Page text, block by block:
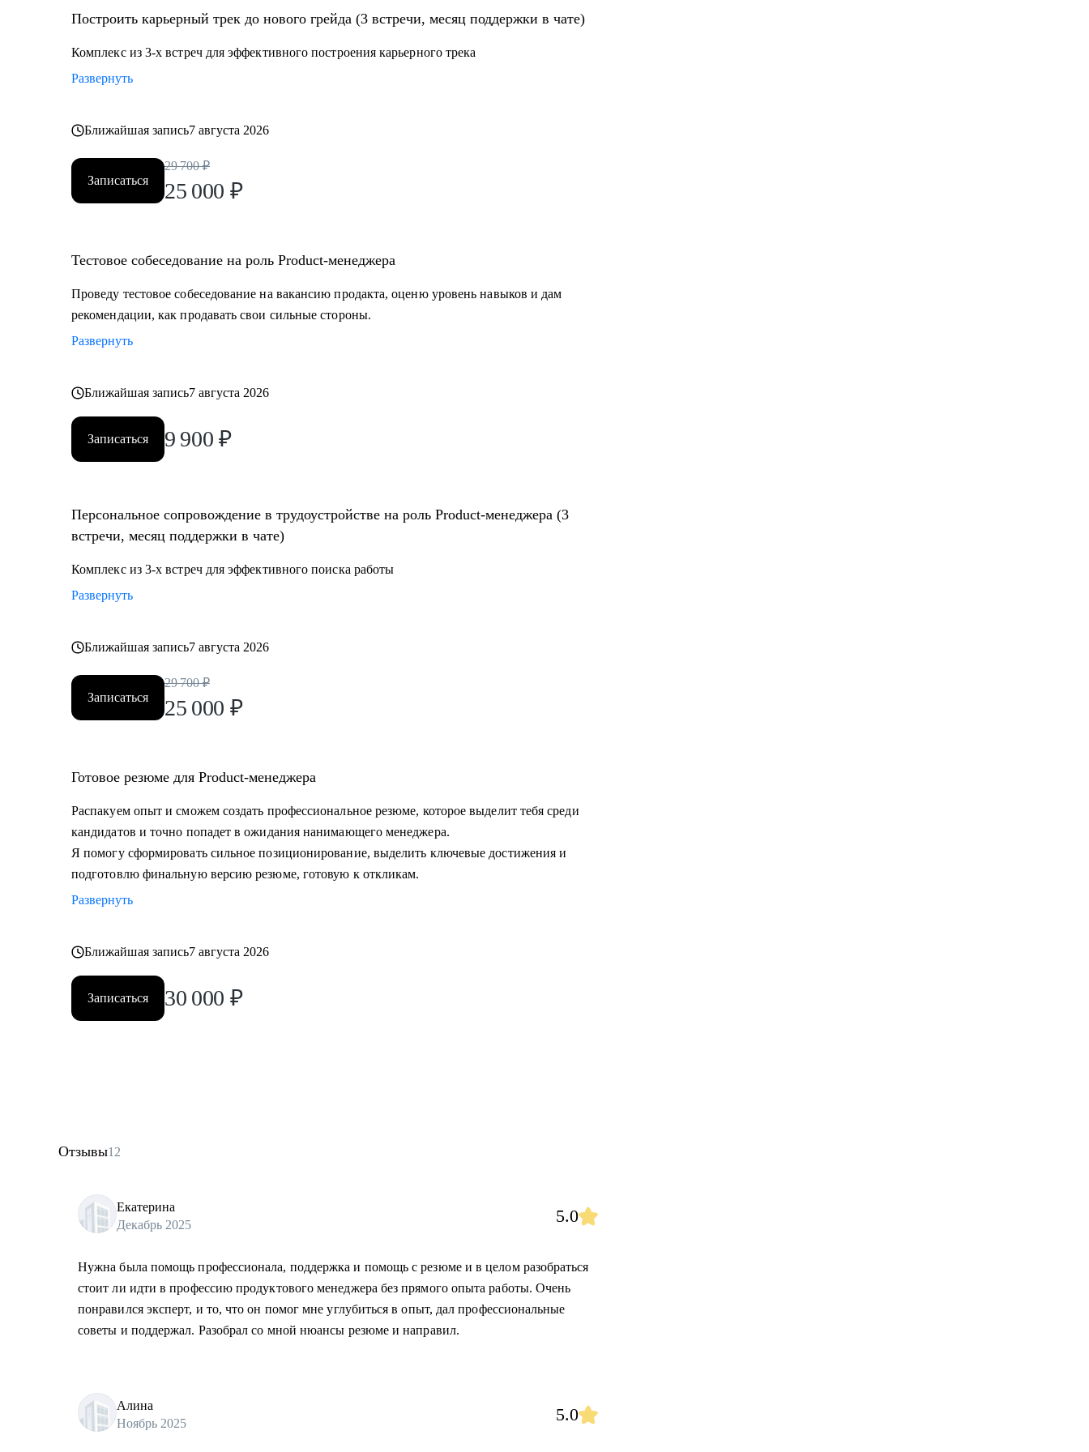
• Project-менеджерам и маркетологам, кто хочет перейти в продукт и вырасти в зарплате
Построить карьерный трек до нового грейда (3 встречи, месяц поддержки в чате)
Комплекс из 3-х встреч для эффективного построения карьерного трека
Развернуть
Ближайшая запись7 августа 2026
Записаться
29 700 ₽
25 000 ₽
Тестовое собеседование на роль Product-менеджера
Проведу тестовое собеседование на вакансию продакта, оценю уровень навыков и дам
рекомендации, как продавать свои сильные стороны.
Развернуть
Ближайшая запись7 августа 2026
Записаться 9 900 ₽
Персональное сопровождение в трудоустройстве на роль Product-менеджера (3
встречи, месяц поддержки в чате)
Комплекс из 3-х встреч для эффективного поиска работы
Развернуть
Ближайшая запись7 августа 2026
Записаться
29 700 ₽
25 000 ₽
Готовое резюме для Product-менеджера
Распакуем опыт и сможем создать профессиональное резюме, которое выделит тебя среди
кандидатов и точно попадет в ожидания нанимающего менеджера.
Я помогу сформировать сильное позиционирование, выделить ключевые достижения и
подготовлю финальную версию резюме, готовую к откликам.
Развернуть
Ближайшая запись7 августа 2026
Записаться 30 000 ₽
Отзывы12
Екатерина
Декабрь 2025
5.0
Нужна была помощь профессионала, поддержка и помощь с резюме и в целом разобраться
стоит ли идти в профессию продуктового менеджера без прямого опыта работы. Очень
понравился эксперт, и то, что он помог мне углубиться в опыт, дал профессиональные
советы и поддержал. Разобрал со мной нюансы резюме и направил.
Алина
Ноябрь 2025
5.0